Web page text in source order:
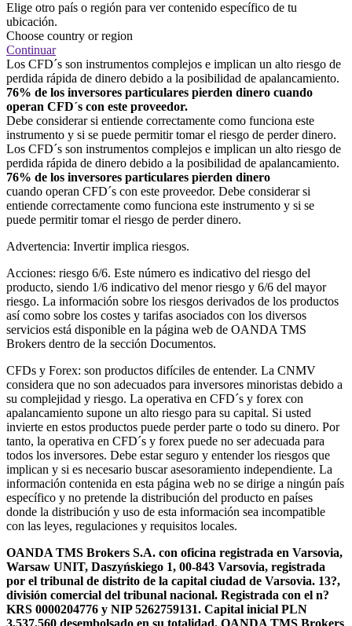
Elige otro país o región para ver contenido específico de tu
ubicación.
Choose country or region
Continuar
Los CFD´s son instrumentos complejos e implican un alto riesgo de
perdida rápida de dinero debido a la posibilidad de apalancamiento.
76% de los inversores particulares pierden dinero cuando
operan CFD´s con este proveedor.
Debe considerar si entiende correctamente como funciona este
instrumento y si se puede permitir tomar el riesgo de perder dinero.
Los CFD´s son instrumentos complejos e implican un alto riesgo de
perdida rápida de dinero debido a la posibilidad de apalancamiento.
76% de los inversores particulares pierden dinero
cuando operan CFD´s con este proveedor. Debe considerar si
entiende correctamente como funciona este instrumento y si se
puede permitir tomar el riesgo de perder dinero.
Advertencia: Invertir implica riesgos.
Acciones: riesgo 6/6. Este número es indicativo del riesgo del
producto, siendo 1/6 indicativo del menor riesgo y 6/6 del mayor
riesgo. La información sobre los riesgos derivados de los productos
así como sobre los costes y tarifas asociados con los diversos
servicios está disponible en la página web de OANDA TMS
Brokers dentro de la sección Documentos.
CFDs y Forex: son productos difíciles de entender. La CNMV
considera que no son adecuados para inversores minoristas debido a
su complejidad y riesgo. La operativa en CFD´s y forex con
apalancamiento supone un alto riesgo para su capital. Si usted
invierte en estos productos puede perder parte o todo su dinero. Por
tanto, la operativa en CFD´s y forex puede no ser adecuada para
todos los inversores. Debe estar seguro y entender los riesgos que
implican y si es necesario buscar asesoramiento independiente. La
información contenida en esta página web no se dirige a ningún país
específico y no pretende la distribución del producto en países
donde la distribución y uso de esta información sea incompatible
con las leyes, regulaciones y requisitos locales.
OANDA TMS Brokers S.A. con oficina registrada en Varsovia,
Warsaw UNIT, Daszyńskiego 1, 00-843 Varsovia, registrada
por el tribunal de distrito de la capital ciudad de Varsovia. 13?,
división comercial del tribunal nacional. Registrada con el n?
KRS 0000204776 y NIP 5262759131. Capital inicial PLN